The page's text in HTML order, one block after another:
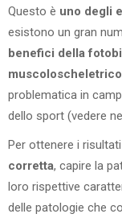
Questo è uno degli
esistono un gran
benefici della
muscoloscheletrico
problematica in
dello sport (vedere
Per ottenere i
corretta, capire la
loro rispettive
delle patologie che